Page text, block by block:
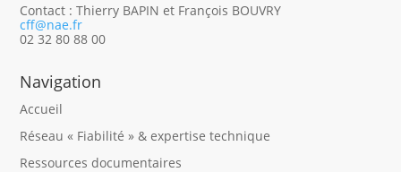
Contact : Thierry BAPIN et François BOUVRY
cff@nae.fr
02 32 80 88 00
Navigation
Accueil
Réseau « Fiabilité » & expertise technique
Ressources documentaires